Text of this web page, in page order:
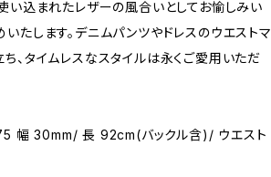
い込まれたレザーの風合いとしてお愉しみい
たします。デニムパンツやドレスのウエストマ
、タイムレスなスタイルは永くご愛用いただ
30mm/ 長 92cm(バックル含)/ ウエスト